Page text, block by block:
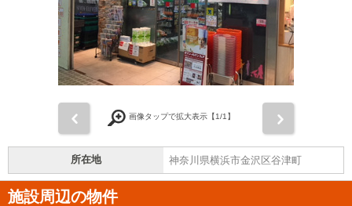
画像タップで拡大表示【1/1】
所在地 神奈川県横浜市金沢区谷津町
施設周辺の物件